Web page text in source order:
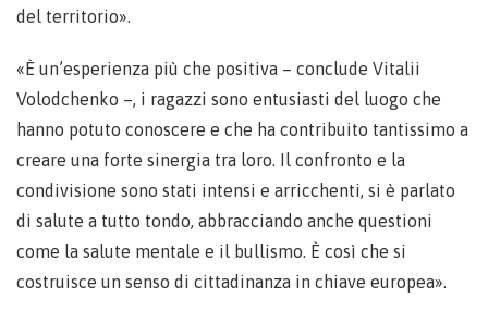
del territorio».
«È un’esperienza più che positiva – conclude Vitalii
Volodchenko –, i ragazzi sono entusiasti del luogo che
hanno potuto conoscere e che ha contribuito tantissimo a
creare una forte sinergia tra loro. Il confronto e la
condivisione sono stati intensi e arricchenti, si è parlato
di salute a tutto tondo, abbracciando anche questioni
come la salute mentale e il bullismo. È così che si
costruisce un senso di cittadinanza in chiave europea».